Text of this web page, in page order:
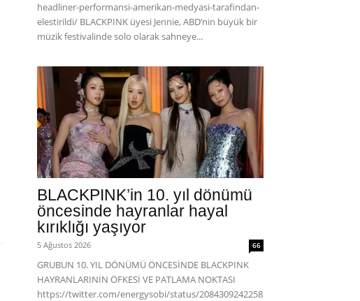
headliner-performansi-amerikan-medyasi-tarafindan-
elestirildi/ BLACKPINK üyesi Jennie, ABD’nin büyük bir
müzik festivalinde solo olarak sahneye...
BLACKPINK’in 10. yıl dönümü
öncesinde hayranlar hayal
kırıklığı yaşıyor
5 Ağustos 2026 66
GRUBUN 10. YIL DÖNÜMÜ ÖNCESİNDE BLACKPINK
HAYRANLARININ ÖFKESİ VE PATLAMA NOKTASI
https://twitter.com/energysobi/status/2084309242258